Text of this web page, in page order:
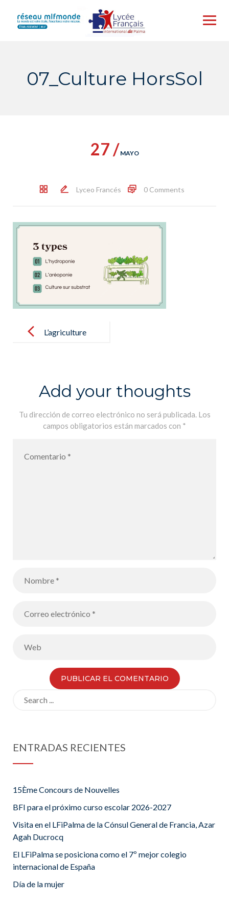
content
07_Culture HorsSol
27 / MAYO
Lyceo Francés 0 Comments
navigationL’agriculture
Add your thoughts
Tu dirección de correo electrónico no será publicada. Los
campos obligatorios están marcados con *
ENTRADAS RECIENTES
15Ème Concours de Nouvelles
BFI para el próximo curso escolar 2026-2027
Visita en el LFiPalma de la Cónsul General de Francia, Azar
Agah Ducrocq
El LFiPalma se posiciona como el 7º mejor colegio
internacional de España
Día de la mujer